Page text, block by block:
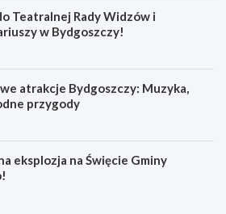
Teatralnej Rady Widzów i
w Bydgoszczy!
atrakcje Bydgoszczy: Muzyka,
przygody
eksplozja na Święcie Gminy